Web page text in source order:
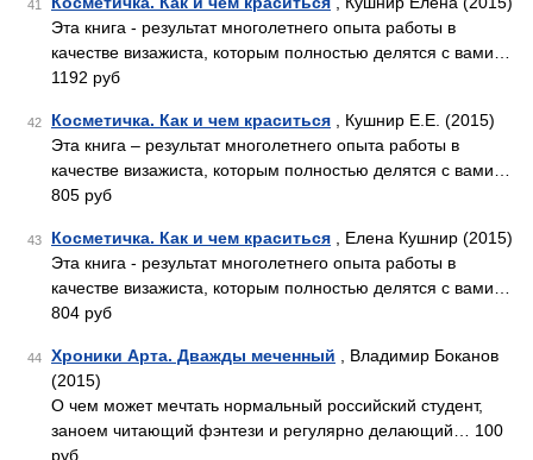
41
Эта книга - результат многолетнего опыта работы в
качестве визажиста, которым полностью делятся с вами…
1192 руб
42 Косметичка. Как и чем краситься , Кушнир Е.Е. (2015)
Эта книга – результат многолетнего опыта работы в
качестве визажиста, которым полностью делятся с вами…
805 руб
43 Косметичка. Как и чем краситься , Елена Кушнир (2015)
Эта книга - результат многолетнего опыта работы в
качестве визажиста, которым полностью делятся с вами…
804 руб
44 Хроники Арта. Дважды меченный , Владимир Боканов
(2015)
О чем может мечтать нормальный российский студент,
заноем читающий фэнтези и регулярно делающий… 100
руб